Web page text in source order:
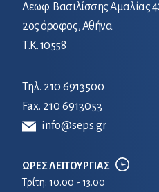
Λεωφ. Βασιλίσσης Αμαλίας
2ος όροφος, Αθήνα
Τ.Κ. 10558
Τηλ. 210 6913500
Fax. 210 6913053
info@seps.gr
ΩΡΕΣ ΛΕΙΤΟΥΡΓΙΑΣ
Τρίτη: 10.00 - 13.00